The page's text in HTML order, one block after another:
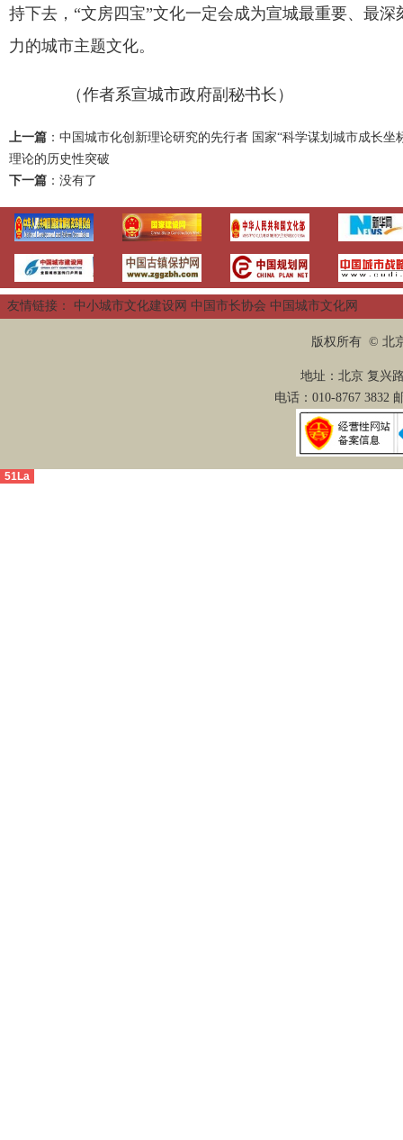
持下去， “文房四宝”文化一定会成为宣城最重要、最
力的城市主题文化。
（作者系宣城市政府副秘书长）
上一篇 ： 中国城市化创新理论研究的先行者 国家“科学谋划城市成长坐
理论的历史性突破
下一篇 ：没有了
友情链接： 中小城市文化建设网 中国市长协会 中国城市文化网
版权所有 © 北
地址：北京 复兴
电话：010-8767 3832
51La